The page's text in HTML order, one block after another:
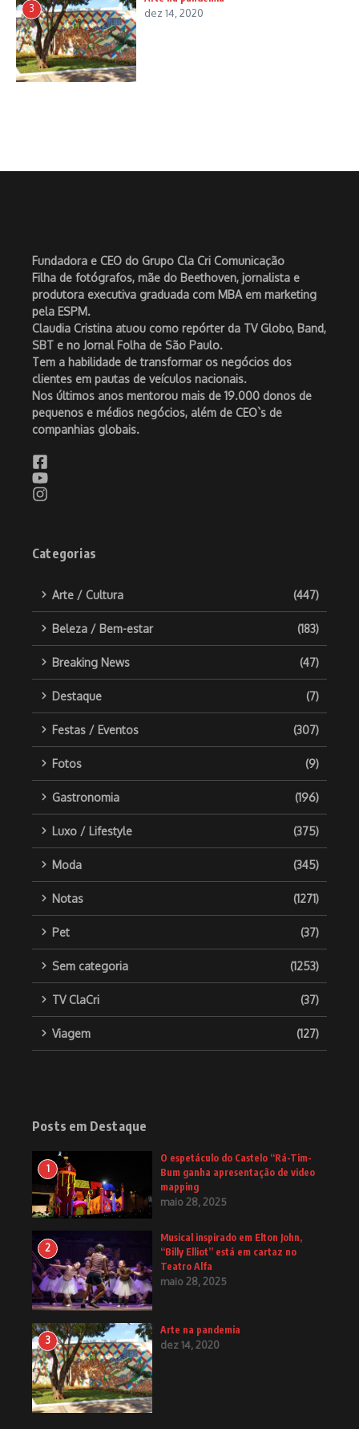
3 dez 14, 2020
Fundadora e CEO do Grupo Cla Cri Comunicação
Filha de fotógrafos, mãe do Beethoven, jornalista e
produtora executiva graduada com MBA em marketing
pela ESPM.
Claudia Cristina atuou como repórter da TV Globo, Band,
SBT e no Jornal Folha de São Paulo.
Tem a habilidade de transformar os negócios dos
clientes em pautas de veículos nacionais.
Nos últimos anos mentorou mais de 19.000 donos de
pequenos e médios negócios, além de CEO`s de
companhias globais.
Categorias
Arte / Cultura (447)
Beleza / Bem-estar (183)
Breaking News (47)
Destaque (7)
Festas / Eventos (307)
Fotos (9)
Gastronomia (196)
Luxo / Lifestyle (375)
Moda (345)
Notas (1271)
Pet (37)
Sem categoria (1253)
TV ClaCri (37)
Viagem (127)
Posts em Destaque
1
O espetáculo do Castelo “Rá-Tim-
Bum ganha apresentação de video
mapping
maio 28, 2025
2
Musical inspirado em Elton John,
“Billy Elliot” está em cartaz no
Teatro Alfa
maio 28, 2025
3
Arte na pandemia
dez 14, 2020